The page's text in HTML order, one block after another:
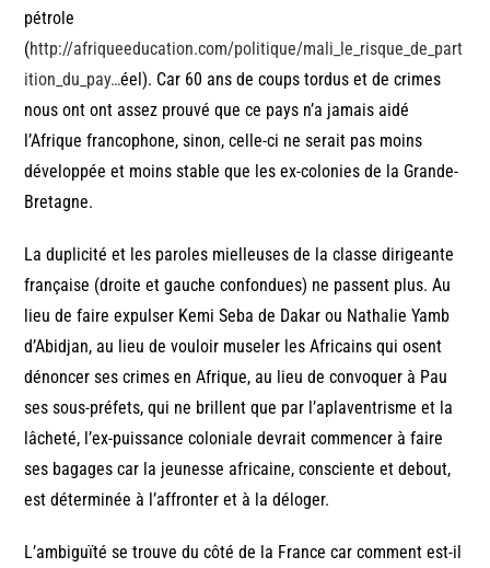
pétrole
(http://afriqueeducation.com/politique/mali_le_risque_de_part
ition_du_pay…éel). Car 60 ans de coups tordus et de crimes
nous ont ont assez prouvé que ce pays n’a jamais aidé
l’Afrique francophone, sinon, celle-ci ne serait pas moins
développée et moins stable que les ex-colonies de la Grande-
Bretagne.
La duplicité et les paroles mielleuses de la classe dirigeante
française (droite et gauche confondues) ne passent plus. Au
lieu de faire expulser Kemi Seba de Dakar ou Nathalie Yamb
d’Abidjan, au lieu de vouloir museler les Africains qui osent
dénoncer ses crimes en Afrique, au lieu de convoquer à Pau
ses sous-préfets, qui ne brillent que par l’aplaventrisme et la
lâcheté, l’ex-puissance coloniale devrait commencer à faire
ses bagages car la jeunesse africaine, consciente et debout,
est déterminée à l’affronter et à la déloger.
L’ambiguïté se trouve du côté de la France car comment est-il